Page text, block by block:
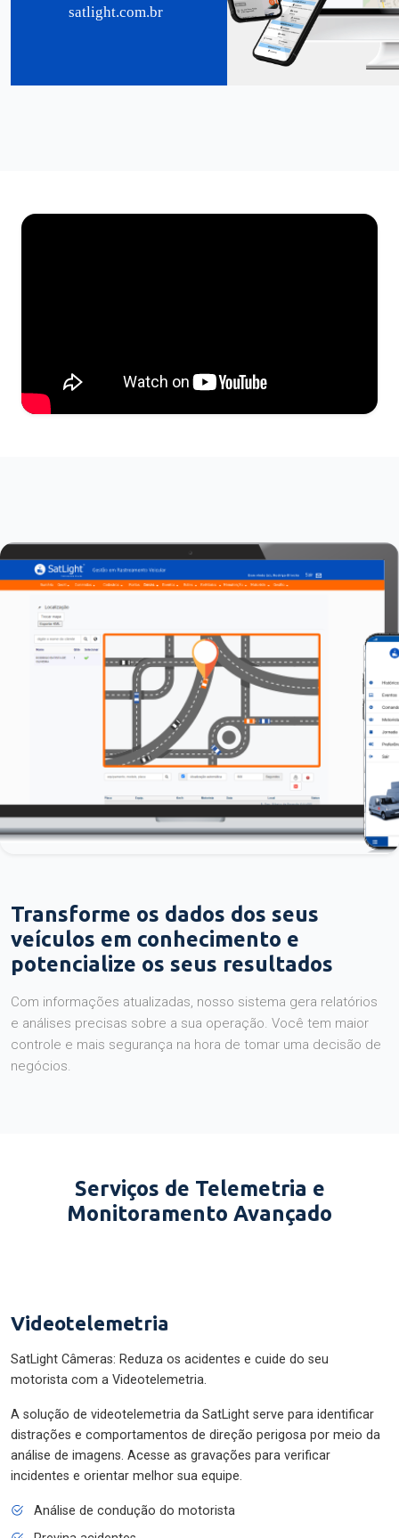
satlight.com.br
Transforme os dados dos seus
veículos em conhecimento e
potencialize os seus resultados
Com informações atualizadas, nosso sistema gera relatórios
e análises precisas sobre a sua operação. Você tem maior
controle e mais segurança na hora de tomar uma decisão de
negócios.
Serviços de Telemetria e
Monitoramento Avançado
Videotelemetria
SatLight Câmeras: Reduza os acidentes e cuide do seu
motorista com a Videotelemetria.
A solução de videotelemetria da SatLight serve para identificar
distrações e comportamentos de direção perigosa por meio da
análise de imagens. Acesse as gravações para verificar
incidentes e orientar melhor sua equipe.
Análise de condução do motorista